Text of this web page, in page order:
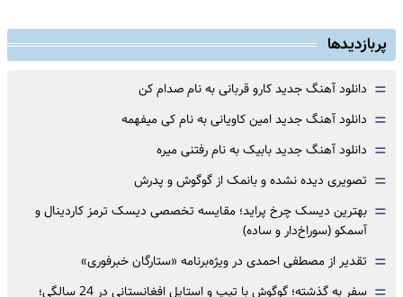
پربازدیدها
= دانلود آهنگ جدید کارو قربانی به نام صدام کن
= دانلود آهنگ جدید امین کاویانی به نام کی میفهمه
= دانلود آهنگ جدید بابیک به نام رفتنی میره
= تصویری دیده نشده و بانمک از گوگوش و پدرش
= بهترین دیسک چرخ پراید؛ مقایسه تخصصی دیسک ترمز کاردینال و
آسمکو (سوراخ‌دار و ساده)
= تقدیر از مصطفی احمدی در ویژه‌برنامه «ستارگان خبرفوری»
سفر به گذشته؛ گوگوش با تیپ و استایل افغانستانی در 24 سالگی؛